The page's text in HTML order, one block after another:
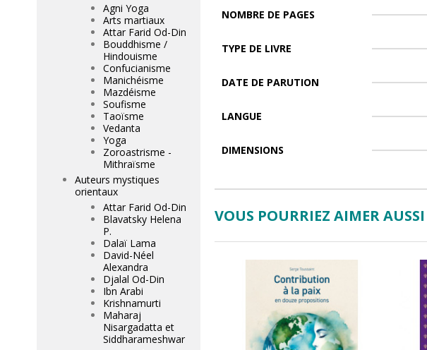
NOMBRE DE PAGES
TYPE DE LIVRE
DATE DE PARUTION
LANGUE
DIMENSIONS
VOUS POURRIEZ AIMER AUSSI
Agni Yoga
Arts martiaux
Attar Farid Od-Din
Bouddhisme /
Hindouisme
Confucianisme
Manichéisme
Mazdéisme
Soufisme
Taoïsme
Vedanta
Yoga
Zoroastrisme -
Mithraïsme
Auteurs mystiques
orientaux
Attar Farid Od-Din
Blavatsky Helena
P.
Dalaï Lama
David-Néel
Alexandra
Djalal Od-Din
Ibn Arabi
Krishnamurti
Maharaj
Nisargadatta et
Siddharameshwar